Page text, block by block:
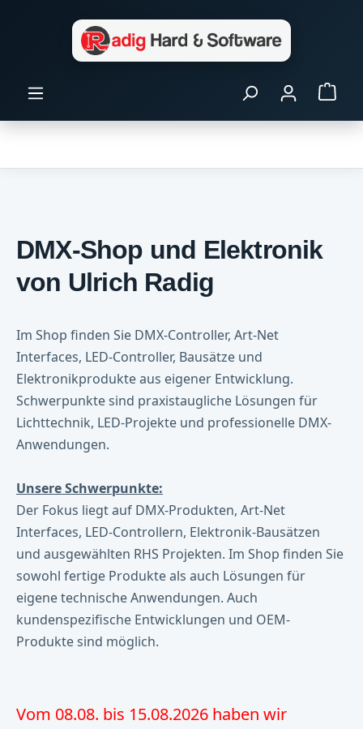
Zum Hauptinhalt springen
DMX-Shop und Elektronik
von Ulrich Radig
Im Shop finden Sie DMX-Controller, Art-Net
Interfaces, LED-Controller, Bausätze und
Elektronikprodukte aus eigener Entwicklung.
Schwerpunkte sind praxistaugliche Lösungen für
Lichttechnik, LED-Projekte und professionelle DMX-
Anwendungen.
Unsere Schwerpunkte:
Der Fokus liegt auf DMX-Produkten, Art-Net
Interfaces, LED-Controllern, Elektronik-Bausätzen
und ausgewählten RHS Projekten. Im Shop finden Sie
sowohl fertige Produkte als auch Lösungen für
eigene technische Anwendungen. Auch
kundenspezifische Entwicklungen und OEM-
Produkte sind möglich.
Vom 08.08. bis 15.08.2026 haben wir